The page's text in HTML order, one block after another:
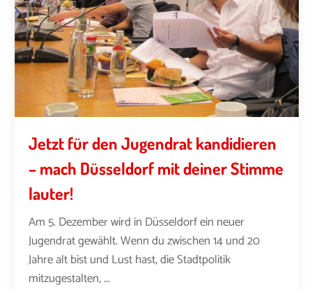
Jetzt für den Jugendrat kandidieren
– mach Düsseldorf mit deiner Stimme
lauter!
Am 5. Dezember wird in Düsseldorf ein neuer
Jugendrat gewählt. Wenn du zwischen 14 und 20
Jahre alt bist und Lust hast, die Stadtpolitik
mitzugestalten, ...